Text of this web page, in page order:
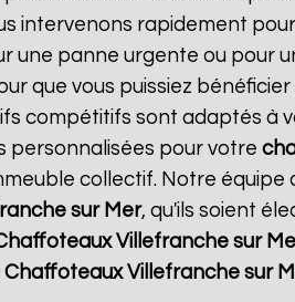
intervenons rapidement
une panne urgente ou pour
que vous puissiez
compétitifs sont adaptés à
personnalisées pour votre
collectif. Notre
sur Mer, qu'ils soient
Villefranche sur
Villefranche sur